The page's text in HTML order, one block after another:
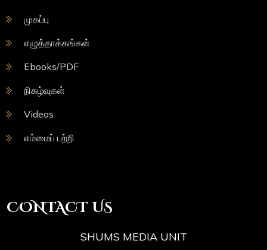
முகப்பு
எழுத்தாக்கங்கள்
Ebooks/PDF
நிகழ்வுகள்
Videos
எம்மைப் பற்றி
CONTACT US
SHUMS MEDIA UNIT